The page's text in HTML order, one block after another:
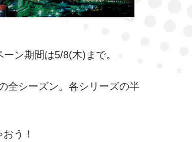
ン期間は5/8(木)まで。
全シーズン。各シリーズの半
う！